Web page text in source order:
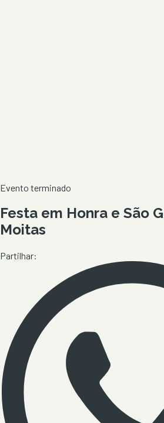
Evento terminado
Festa em Honra e São
Moitas
Partilhar: